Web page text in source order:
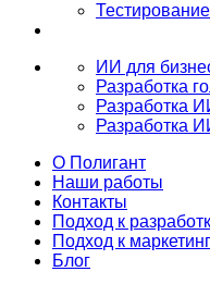
ИИ для
Разработка
Разработка
Разработка
О Полигант
Наши работы
Контакты
Подход к
Подход к
Блог